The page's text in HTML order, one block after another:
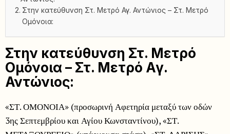
Στην κατεύθυνση Στ. Μετρό Αγ. Αντώνιος – Στ. Μετρό
Ομόνοια:
Στην κατεύθυνση Στ. Μετρό
Ομόνοια – Στ. Μετρό Αγ.
Αντώνιος:
«ΣΤ. ΟΜΟΝΟΙΑ» (προσωρινή Αφετηρία μεταξύ των οδών
3ης Σεπτεμβρίου και Αγίου Κωνσταντίνου), «ΣΤ.